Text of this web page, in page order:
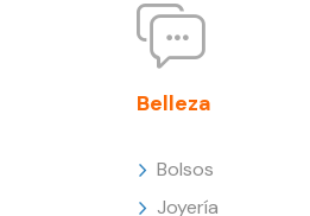
Belleza
Bolsos
Joyería